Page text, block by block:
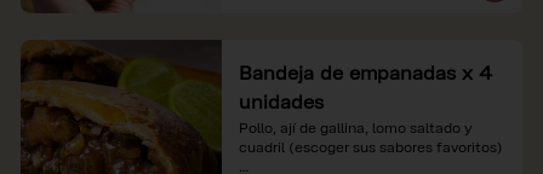
Bandeja de empanadas x 4
unidades
Pollo, ají de gallina, lomo saltado y
cuadril (escoger sus sabores favoritos)